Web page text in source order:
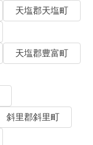
天塩郡天塩町
天塩郡豊富町
斜里郡斜里町